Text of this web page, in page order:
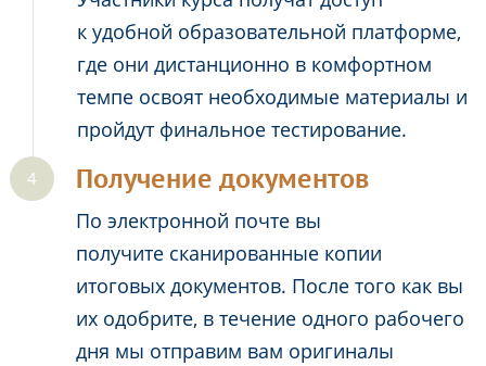
к удобной образовательной платформе,
где они дистанционно в комфортном
темпе освоят необходимые материалы и
пройдут финальное тестирование.
Получение документов
По электронной почте вы
получите сканированные копии
итоговых документов. После того как вы
их одобрите, в течение одного рабочего
дня мы отправим вам оригиналы